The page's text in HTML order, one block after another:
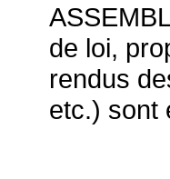
de loi,
rendus
etc.) sont